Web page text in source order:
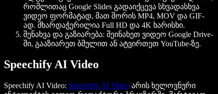
რომლითაც Google Slides გადაიქცევა სხვადასხვა
ვიდეო ფორმატად, მათ შორის MP4, MOV და GIF-
ად. მხარდაჭერილია Full HD და 4K ხარისხი.
შენახვა და გაზიარება: შეინახეთ ვიდეო Google Drive-
ში, გააზიარეთ ბმულით ან ატვირთეთ YouTube-ზე.
Speechify AI Video
Speechify AI Video: Speechify AI Video არის ხელოვნური